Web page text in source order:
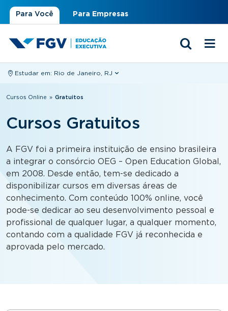
Para Você Para Empresas
Estudar em: Rio de Janeiro, RJ
Você está aqui
Cursos Online » Gratuitos
Cursos Gratuitos
A FGV foi a primeira instituição de ensino brasileira
a integrar o consórcio OEG – Open Education Global,
em 2008. Desde então, tem-se dedicado a
disponibilizar cursos em diversas áreas de
conhecimento. Com conteúdo 100% online, você
pode-se dedicar ao seu desenvolvimento pessoal e
profissional de qualquer lugar, a qualquer momento,
contando com a qualidade FGV já reconhecida e
aprovada pelo mercado.